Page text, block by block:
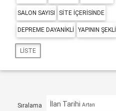
SALON SAYISI SITE IÇERISINDE
DEPREME DAYANIKLI YAPININ ŞEKLI
LISTE
Sıralama İlan Tarihi Artan